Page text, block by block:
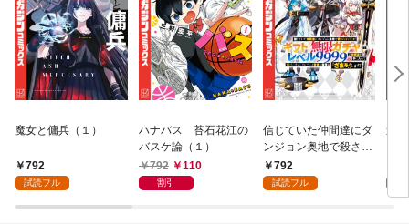
魔女と傭兵（１）
792
試読フル
ハナバス 苔石花江の
バスケ論（１）
792
110
割引
信じていた仲間達にダ
ンジョン奥地で殺され
かけたがギフト『無限
ガチャ』でレベル９９
792
試読フル
追
強
～